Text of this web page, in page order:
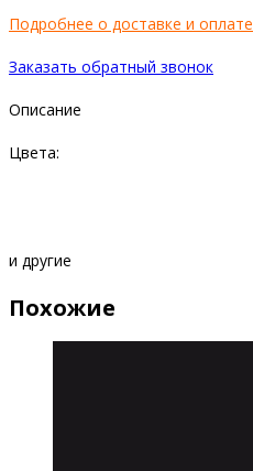
Подробнее о доставке и оплате
Заказать обратный звонок
Описание
Цвета:
и другие
Похожие